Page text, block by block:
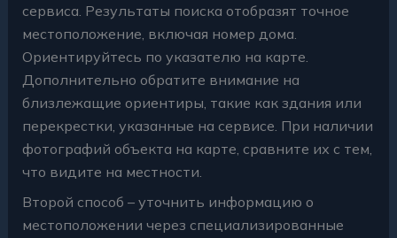
сервиса. Результаты поиска отобразят точное
местоположение, включая номер дома.
Ориентируйтесь по указателю на карте.
Дополнительно обратите внимание на
близлежащие ориентиры, такие как здания или
перекрестки, указанные на сервисе. При наличии
фотографий объекта на карте, сравните их с тем,
что видите на местности.
Второй способ – уточнить информацию о
местоположении через специализированные